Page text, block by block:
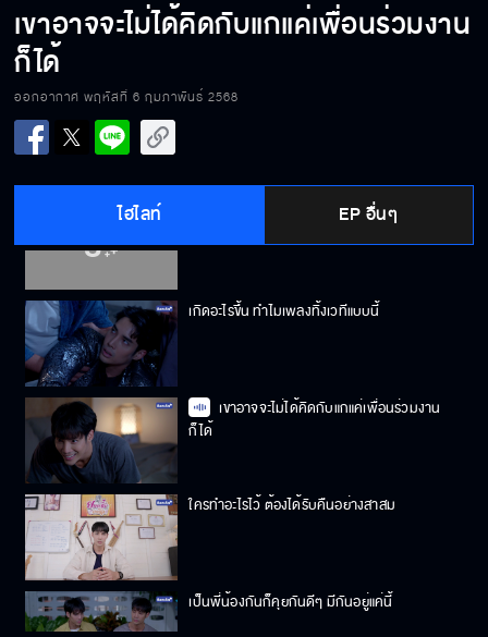
เขาอาจจะไม่ได้คิดกับแกแค่เพื่อนร่วมงาน
ก็ได้
ออกอากาศ พฤหัสที่ 6 กุมภาพันธ์ 2568
ไฮไลท์ EP อื่นๆ
ห้ามตกหลุมรักแทนรักเด็ดขาด เข้าใจมั้ย
จะใจอ่อนเพราะเรื่องนี้ไม่ได้ นั่นแฟนพี่ชายแกนะ
เกิดอะไรขึ้น ทำไมเพลงทิ้งเวทีแบบนี้
เขาอาจจะไม่ได้คิดกับแกแค่เพื่อนร่วมงาน
ก็ได้
ใครทำอะไรไว้ ต้องได้รับคืนอย่างสาสม
เป็นพี่น้องกันก็คุยกันดีๆ มีกันอยู่แค่นี้